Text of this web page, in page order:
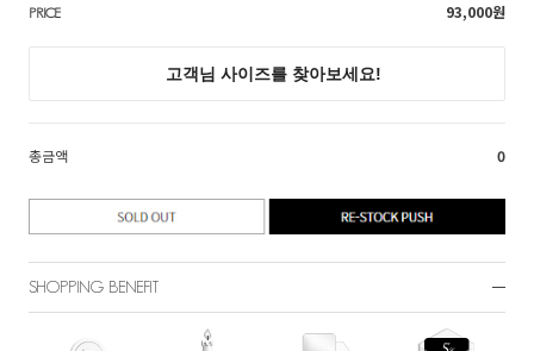
PRICE 93,000원
총금액 0
SHOPPING BENEFIT